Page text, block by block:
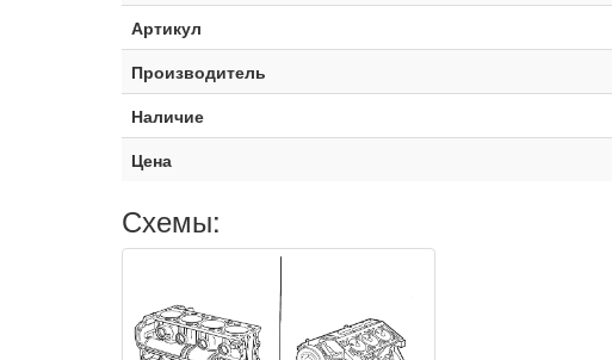
Артикул
Производитель
Наличие
Цена
Схемы: